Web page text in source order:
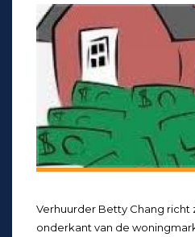
Verhuurder Betty Chang richt
onderkant van de